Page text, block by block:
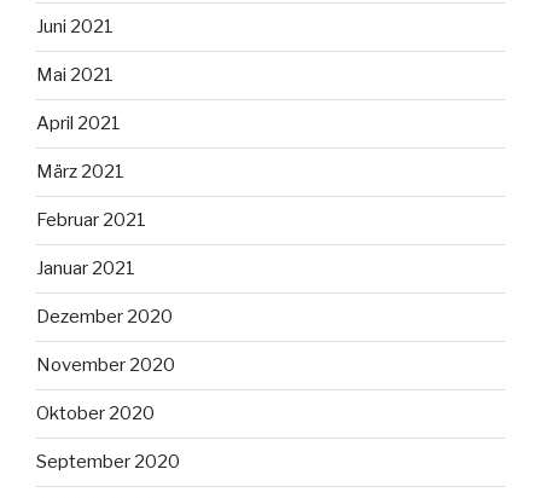
Juni 2021
Mai 2021
April 2021
März 2021
Februar 2021
Januar 2021
Dezember 2020
November 2020
Oktober 2020
September 2020